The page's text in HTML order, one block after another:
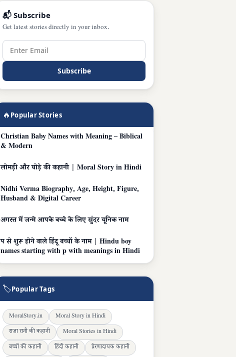
📬 Subscribe
Get latest stories directly in your inbox.
Subscribe
🔥 Popular Stories
Christian Baby Names with Meaning – Biblical
& Modern
लोमड़ी और घोड़े की कहानी | Moral Story in Hindi
Nidhi Verma Biography, Age, Height, Figure,
Husband & Digital Career
अगस्त में जन्मे आपके बच्चे के लिए सुंदर यूनिक नाम
प से शुरू होने वाले हिंदू बच्चों के नाम | Hindu boy
names starting with p with meanings in Hindi
🏷Popular Tags
MoralStory.in
Moral Story in Hindi
राजा रानी की कहानी
Moral Stories in Hindi
बच्चों की कहानी
हिंदी कहानी
प्रेरणादायक कहानी